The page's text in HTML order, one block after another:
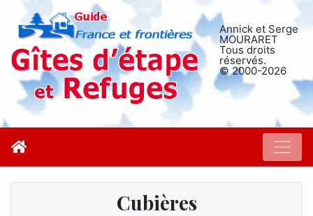
Annick et Serge
MOURARET
Tous droits
réservés.
© 2000-2026
Cubières